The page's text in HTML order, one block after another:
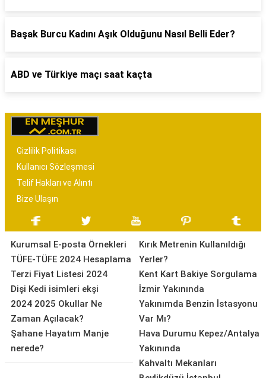
Başak Burcu Kadını Aşık Olduğunu Nasıl Belli Eder?
ABD ve Türkiye maçı saat kaçta
Gizlilik Politikası
Kullanıcı Sözleşmesi
Telif Hakları ve Alıntı
Bize Ulaşın
Kurumsal E-posta Örnekleri
TÜFE-TÜFE 2024 Hesaplama
Terzi Fiyat Listesi 2024
Dişi Kedi isimleri ekşi
2024 2025 Okullar Ne
Zaman Açılacak?
Şahane Hayatım Manje
nerede?
Kırık Metrenin Kullanıldığı
Yerler?
Kent Kart Bakiye Sorgulama
İzmir Yakınında
Yakınımda Benzin İstasyonu
Var Mı?
Hava Durumu Kepez/Antalya
Yakınında
Kahvaltı Mekanları